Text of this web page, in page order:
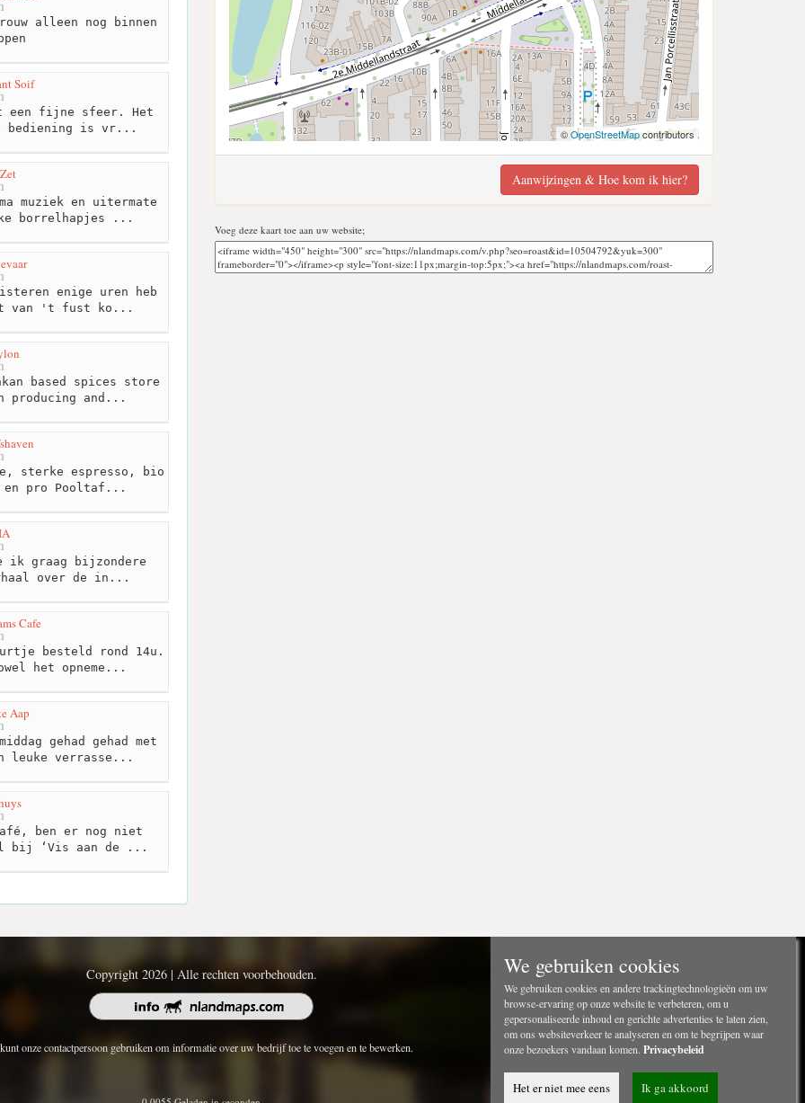
alleen nog binnen
Soif
een fijne sfeer. Het
bediening is vr...
muziek en uitermate
borrelhapjes ...
enige uren heb
van 't fust ko...
based spices store
producing and...
sterke espresso, bio
en pro Pooltaf...
ik graag bijzondere
over de in...
Cafe
besteld rond 14u.
het opneme...
Aap
gehad gehad met
leuke verrasse...
ben er nog niet
bij ‘Vis aan de ...
©OpenStreetMapcontributors
Aanwijzingen & Hoe kom ik hier?
Voeg deze kaart toe aan uw website;
Copyright 2026 | Alle rechten voorbehouden.
onze contactpersoon gebruiken om informatie over uw bedrijf toe te voegen en te bewerken.
We gebruiken cookies
We gebruiken cookies en andere trackingtechnologieën om uw
browse-ervaring op onze website te verbeteren, om u
gepersonaliseerde inhoud en gerichte advertenties te laten zien,
om ons websiteverkeer te analyseren en om te begrijpen waar
onze bezoekers vandaan komen. Privacybeleid
Het er niet mee eens Ik ga akkoord